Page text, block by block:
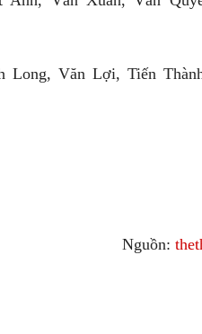
Long, Văn Lợi, Tiến
Nguồn: